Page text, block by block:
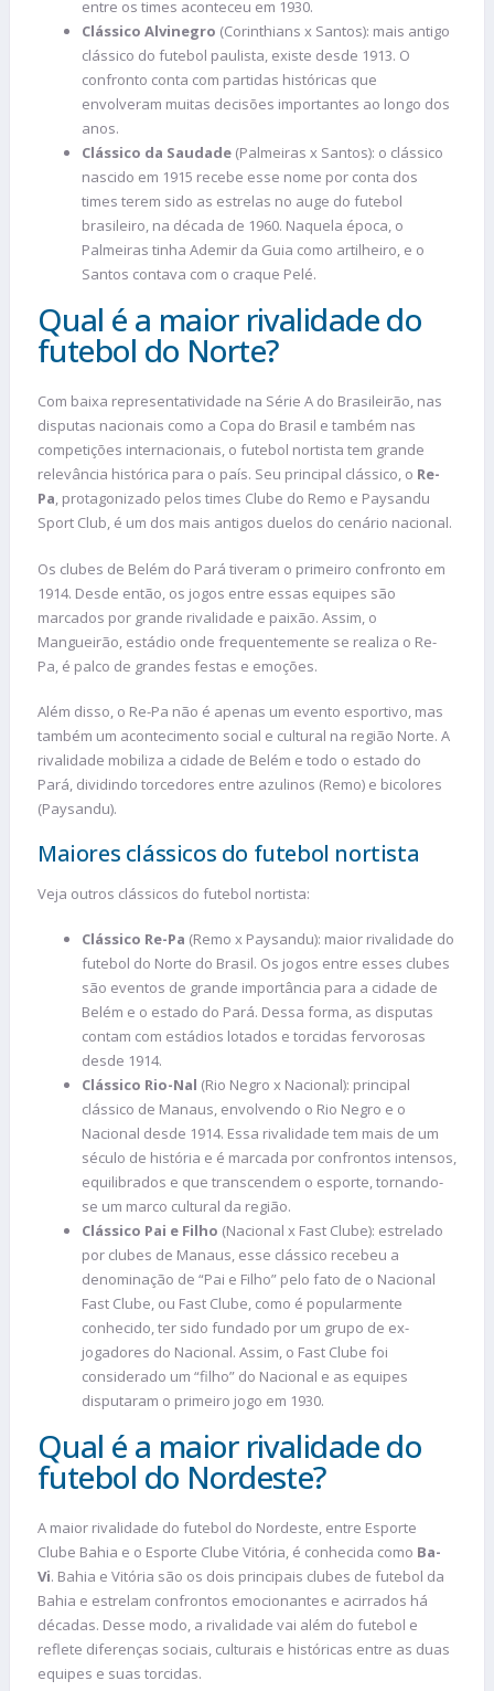
entre os times aconteceu em 1930.
Clássico Alvinegro (Corinthians x Santos): mais antigo
clássico do futebol paulista, existe desde 1913. O
confronto conta com partidas históricas que
envolveram muitas decisões importantes ao longo dos
anos.
Clássico da Saudade (Palmeiras x Santos): o clássico
nascido em 1915 recebe esse nome por conta dos
times terem sido as estrelas no auge do futebol
brasileiro, na década de 1960. Naquela época, o
Palmeiras tinha Ademir da Guia como artilheiro, e o
Santos contava com o craque Pelé.
Qual é a maior rivalidade do
futebol do Norte?
Com baixa representatividade na Série A do Brasileirão, nas
disputas nacionais como a Copa do Brasil e também nas
competições internacionais, o futebol nortista tem grande
relevância histórica para o país. Seu principal clássico, o Re-
Pa, protagonizado pelos times Clube do Remo e Paysandu
Sport Club, é um dos mais antigos duelos do cenário nacional.
Os clubes de Belém do Pará tiveram o primeiro confronto em
1914. Desde então, os jogos entre essas equipes são
marcados por grande rivalidade e paixão. Assim, o
Mangueirão, estádio onde frequentemente se realiza o Re-
Pa, é palco de grandes festas e emoções.
Além disso, o Re-Pa não é apenas um evento esportivo, mas
também um acontecimento social e cultural na região Norte. A
rivalidade mobiliza a cidade de Belém e todo o estado do
Pará, dividindo torcedores entre azulinos (Remo) e bicolores
(Paysandu).
Maiores clássicos do futebol nortista
Veja outros clássicos do futebol nortista:
Clássico Re-Pa (Remo x Paysandu): maior rivalidade do
futebol do Norte do Brasil. Os jogos entre esses clubes
são eventos de grande importância para a cidade de
Belém e o estado do Pará. Dessa forma, as disputas
contam com estádios lotados e torcidas fervorosas
desde 1914.
Clássico Rio-Nal (Rio Negro x Nacional): principal
clássico de Manaus, envolvendo o Rio Negro e o
Nacional desde 1914. Essa rivalidade tem mais de um
século de história e é marcada por confrontos intensos,
equilibrados e que transcendem o esporte, tornando-
se um marco cultural da região.
Clássico Pai e Filho (Nacional x Fast Clube): estrelado
por clubes de Manaus, esse clássico recebeu a
denominação de “Pai e Filho” pelo fato de o Nacional
Fast Clube, ou Fast Clube, como é popularmente
conhecido, ter sido fundado por um grupo de ex-
jogadores do Nacional. Assim, o Fast Clube foi
considerado um “filho” do Nacional e as equipes
disputaram o primeiro jogo em 1930.
Qual é a maior rivalidade do
futebol do Nordeste?
A maior rivalidade do futebol do Nordeste, entre Esporte
Clube Bahia e o Esporte Clube Vitória, é conhecida como Ba-
Vi. Bahia e Vitória são os dois principais clubes de futebol da
Bahia e estrelam confrontos emocionantes e acirrados há
décadas. Desse modo, a rivalidade vai além do futebol e
reflete diferenças sociais, culturais e históricas entre as duas
equipes e suas torcidas.